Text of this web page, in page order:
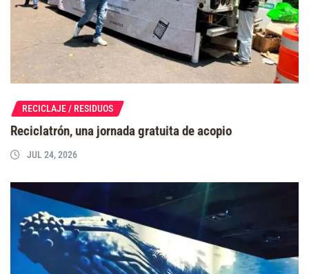
RECICLAJE / RESIDUOS
Reciclatrón, una jornada gratuita de acopio
JUL 24, 2026